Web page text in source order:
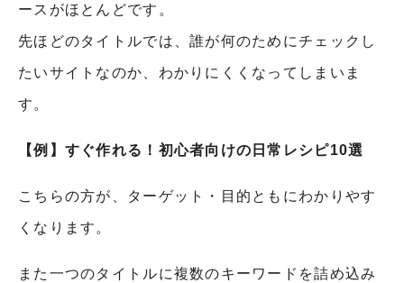
ースがほとんどです。
先ほどのタイトルでは、誰が何のためにチェックし
たいサイトなのか、わかりにくくなってしまいま
す。
【例】 すぐ作れる！初心者向けの日常レシピ10選
こちらの方が、ターゲット・目的ともにわかりやす
くなります。
また一つのタイトルに複数のキーワードを詰め込み